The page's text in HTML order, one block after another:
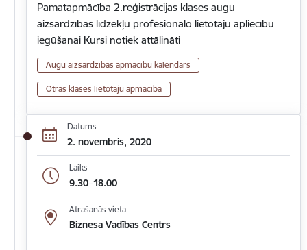
Pamatapmācība 2.reģistrācijas klases augu
aizsardzības līdzekļu profesionālo lietotāju apliecību
iegūšanai Kursi notiek attālināti
Augu aizsardzības apmācību kalendārs
Otrās klases lietotāju apmācība
Datums
2. novembris, 2020
Laiks
9.30–18.00
Atrašanās vieta
Biznesa Vadības Centrs